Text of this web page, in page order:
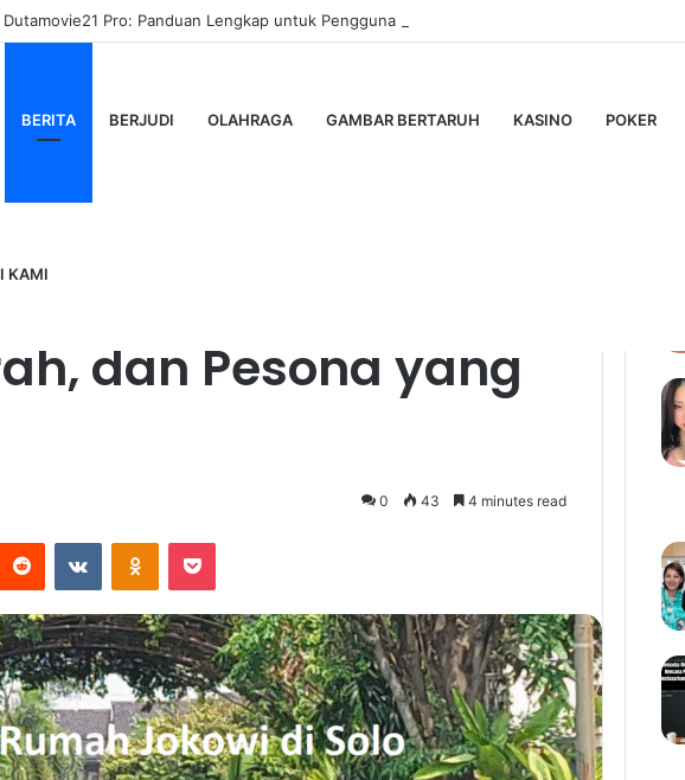
Dutamovie21 Pro: Panduan Lengkap untuk Pengguna Modern
BERITA BERJUDI OLAHRAGA GAMBAR BERTARUH KASINO POKER
KAMI
Jokowi di Solo:
dan Pesona yang
0 43 4 minutes read
Reddit VKontakteOdnoklassniki
Pocket